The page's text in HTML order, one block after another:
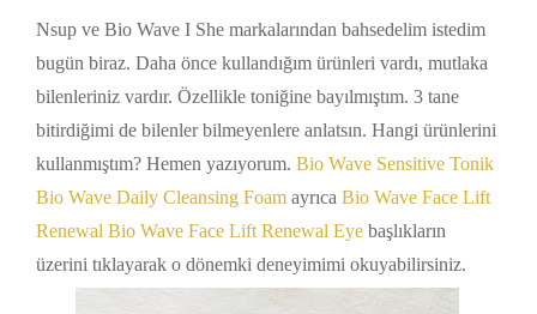
Nsup ve Bio Wave I She markalarından bahsedelim istedim
bugün biraz. Daha önce kullandığım ürünleri vardı, mutlaka
bilenleriniz vardır. Özellikle toniğine bayılmıştım. 3 tane
bitirdiğimi de bilenler bilmeyenlere anlatsın. Hangi ürünlerini
kullanmıştım? Hemen yazıyorum. Bio Wave Sensitive Tonik
Bio Wave Daily Cleansing Foam ayrıca Bio Wave Face Lift
Renewal Bio Wave Face Lift Renewal Eye başlıkların
üzerini tıklayarak o dönemki deneyimimi okuyabilirsiniz.